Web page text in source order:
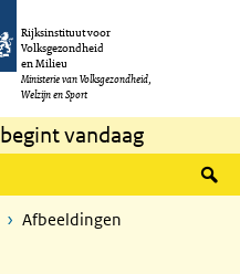
Rijksinstituut voor
Volksgezondheid
en Milieu
Ministerie van Volksgezondheid,
Welzijn en Sport
begint vandaag
Afbeeldingen